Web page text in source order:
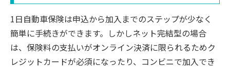
1日自動車保険は申込から加入までのステップが少なく
簡単に手続きができます。しかしネット完結型の場合
は、保険料の支払いがオンライン決済に限られるためク
レジットカードが必須になったり、コンビニで加入でき